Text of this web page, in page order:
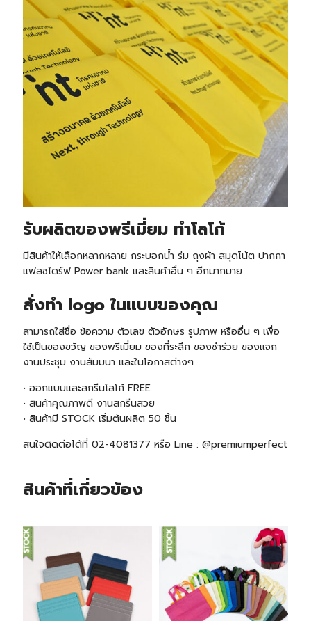
รับผลิตของพรีเมี่ยม ทำโลโก้
มีสินค้าให้เลือกหลากหลาย กระบอกน้ำ ร่ม ถุงผ้า สมุดโน้ต ปากกา
แฟลชไดร์ฟ Power bank และสินค้าอื่น ๆ อีกมากมาย
สั่งทำ logo ในแบบของคุณ
สามารถใส่ชื่อ ข้อความ ตัวเลข ตัวอักษร รูปภาพ หรืออื่น ๆ เพื่อ
ใช้เป็นของขวัญ ของพรีเมี่ยม ของที่ระลึก ของชำร่วย ของแจก
งานประชุม งานสัมมนา และในโอกาสต่างๆ
• ออกแบบและสกรีนโลโก้ FREE
• สินค้าคุณภาพดี งานสกรีนสวย
• สินค้ามีSTOCK เริ่มต้นผลิต 50 ชิ้น
สนใจติดต่อได้ที่ 02-4081377 หรือ Line : @premiumperfect
สินค้าที่เกี่ยวข้อง